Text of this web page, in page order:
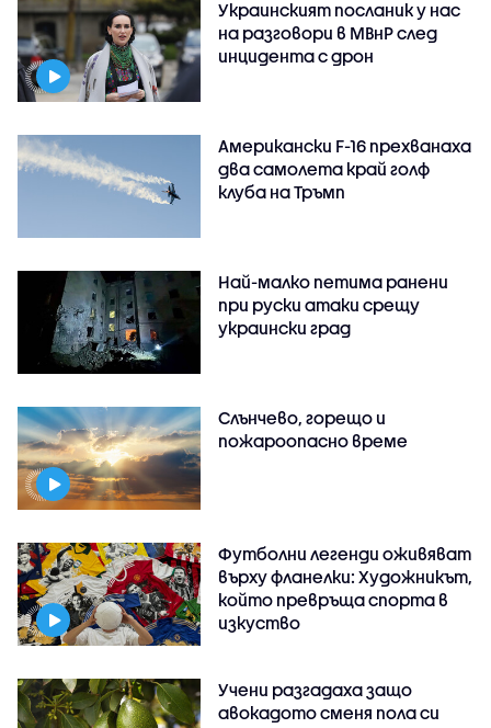
Украинският посланик у нас
на разговори в МВнР след
инцидента с дрон
Американски F-16 прехванаха
два самолета край голф
клуба на Тръмп
Най-малко петима ранени
при руски атаки срещу
украински град
Слънчево, горещо и
пожароопасно време
Футболни легенди оживяват
върху фланелки: Художникът,
който превръща спорта в
изкуство
Учени разгадаха защо
авокадото сменя пола си